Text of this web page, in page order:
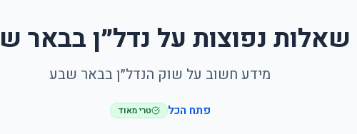
שאלות נפוצות על נדל״ן בבאר
מידע חשוב על שוק הנדל״ן בבאר שבע
פתח הכל טרי מאוד